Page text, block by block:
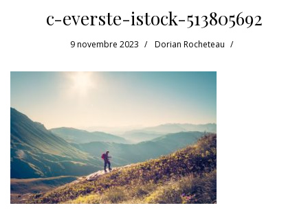
c-everste-istock-513805692
9 novembre 2023 Dorian Rocheteau